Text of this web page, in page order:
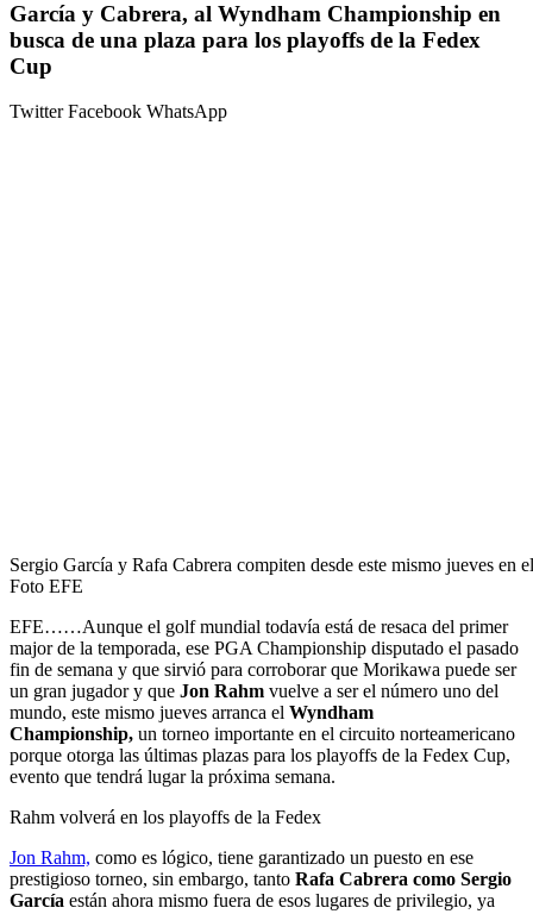
García y Cabrera, al Wyndham Championship en
busca de una plaza para los playoffs de la Fedex
Cup
TwitterFacebook WhatsApp
Sergio García y Rafa Cabrera compiten desde este mismo jueves en
Foto EFE
EFE……Aunque el golf mundial todavía está de resaca del primer
major de la temporada, ese PGA Championship disputado el pasado
fin de semana y que sirvió para corroborar que Morikawa puede ser
un gran jugador y que Jon Rahm vuelve a ser el número uno del
mundo, este mismo jueves arranca el Wyndham
Championship, un torneo importante en el circuito norteamericano
porque otorga las últimas plazas para los playoffs de la Fedex Cup,
evento que tendrá lugar la próxima semana.
Rahm volverá en los playoffs de la Fedex
Jon Rahm, como es lógico, tiene garantizado un puesto en ese
prestigioso torneo, sin embargo, tanto Rafa Cabrera como Sergio
García están ahora mismo fuera de esos lugares de privilegio, ya